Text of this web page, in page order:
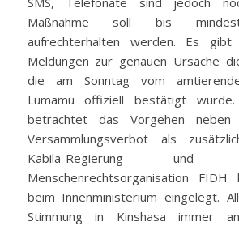
Maßnahme soll bis
aufrechterhalten werden. Es gibt
Meldungen zur genauen Ursache
die am Sonntag vom
Lumamu offiziell bestätigt
betrachtet das Vorgehen neben
Versammlungsverbot als
Kabila-Regierung
Menschenrechtsorganisation
beim Innenministerium eingelegt.
Stimmung in Kinshasa immer